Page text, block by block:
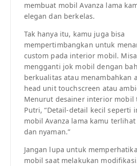
membuat mobil Avanza lama
elegan dan berkelas.
Tak hanya itu, kamu juga bisa
mempertimbangkan untuk
custom pada interior mobil.
mengganti jok mobil dengan
berkualitas atau menambahkan
head unit touchscreen atau
Menurut desainer interior mobil
Putri, “Detail-detail kecil seperti
mobil Avanza lama kamu
dan nyaman.”
Jangan lupa untuk
mobil saat melakukan